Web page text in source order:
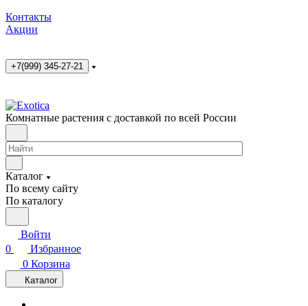
Контакты
Акции
+7(999) 345-27-21
Комнатные растения с доставкой по всей России
Каталог
По всему сайту
По каталогу
Войти
0
Избранное
0 Корзина
Каталог